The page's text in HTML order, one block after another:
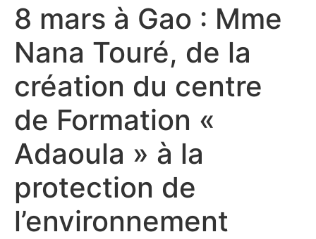
8 mars à Gao : Mme
Nana Touré, de la
création du centre
de Formation «
Adaoula » à la
protection de
l’environnement